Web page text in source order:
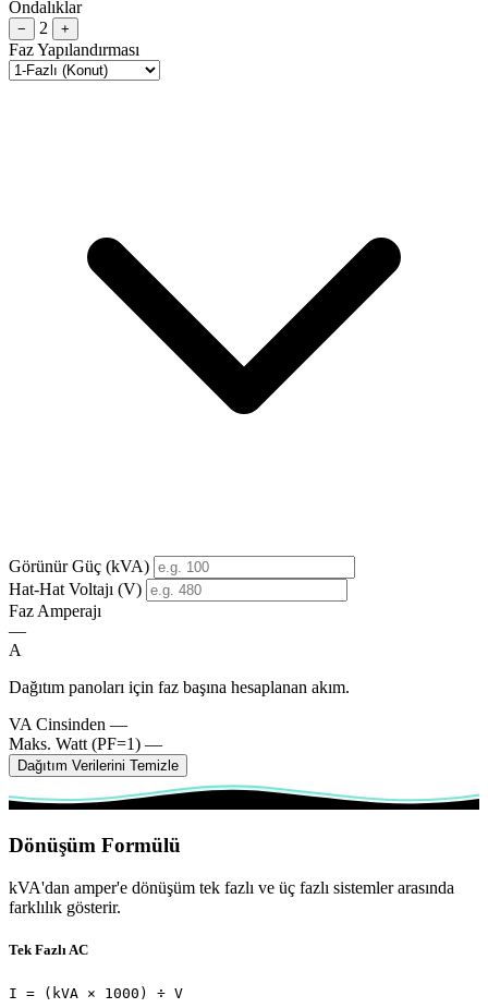
Ondalıklar
− 2 +
Faz Yapılandırması
Görünür Güç (kVA)
Hat-Hat Voltajı (V)
Faz Amperajı
—
A
Dağıtım panoları için faz başına hesaplanan akım.
VA Cinsinden —
Maks. Watt (PF=1) —
Dağıtım Verilerini Temizle
Dönüşüm Formülü
kVA'dan amper'e dönüşüm tek fazlı ve üç fazlı sistemler arasında
farklılık gösterir.
Tek Fazlı AC
I = (kVA × 1000) ÷ V